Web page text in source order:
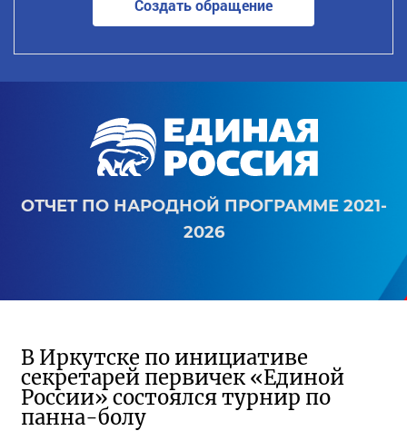
Создать обращение
ОТЧЕТ ПО НАРОДНОЙ ПРОГРАММЕ 2021-
2026
В Иркутске по инициативе
секретарей первичек «Единой
России» состоялся турнир по
панна-болу